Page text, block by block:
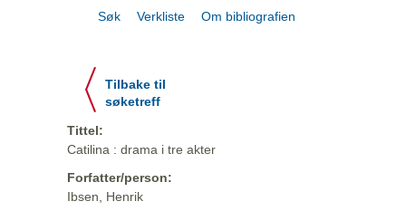
Søk Verkliste Om bibliografien
Tilbake til
søketreff
Tittel:
Catilina : drama i tre akter
Forfatter/person:
Ibsen, Henrik